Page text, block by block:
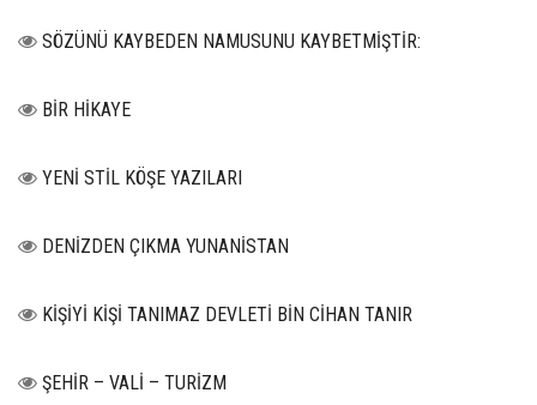
SÖZÜNÜ KAYBEDEN NAMUSUNU KAYBETMİŞTİR:
BİR HİKAYE
YENİ STİL KÖŞE YAZILARI
DENİZDEN ÇIKMA YUNANİSTAN
KİŞİYİ KİŞİ TANIMAZ DEVLETİ BİN CİHAN TANIR
ŞEHİR – VALİ – TURİZM